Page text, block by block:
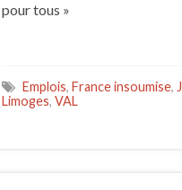
pour tous »
Emplois, France insoumise,
Limoges, VAL